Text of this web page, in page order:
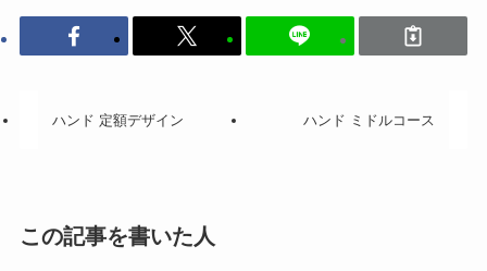
ハンド 定額デザイン ハンド ミドルコース
この記事を書いた人